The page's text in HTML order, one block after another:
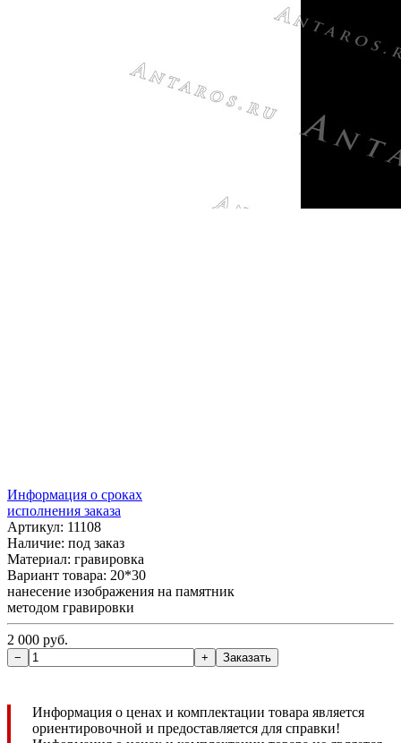
Информация о сроках
исполнения заказа
Артикул: 11108
Наличие: под заказ
Материал: гравировка
Вариант товара: 20*30
нанесение изображения на памятник
методом гравировки
2 000 руб.
Информация о ценах и комплектации товара является
ориентировочной и предоставляется для справки!